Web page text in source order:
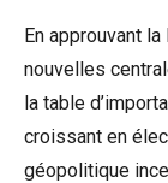
En approuvant
nouvelles
la table
croissant en
géopolitique